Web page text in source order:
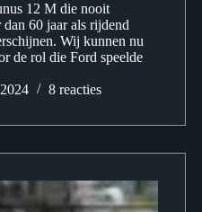
12 M die nooit
dan 60 jaar als rijdend
Wij kunnen nu
de rol die Ford speelde
8 reacties